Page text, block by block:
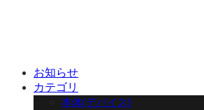
お知らせ
カテゴリ
本体(デバイス)